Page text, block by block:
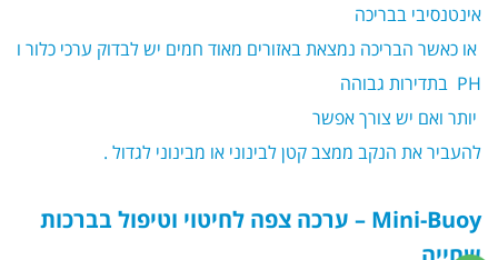
אינטנסיבי בבריכה
או כאשר הבריכה נמצאת באזורים מאוד חמים יש לבדוק ערכי כלור ו
PH בתדירות גבוהה
יותר ואם יש צורך אפשר
להעביר את הנקב ממצב קטן לבינוני או מבינוני לגדול .
Mini-Buoy – ערכה צפה לחיטוי וטיפול בברכות